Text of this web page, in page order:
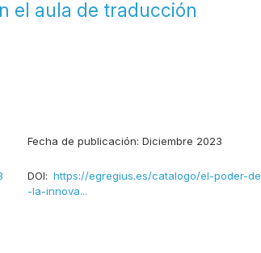
el aula de traducción
Fecha de publicación: Diciembre 2023
DOI: https://egregius.es/catalogo/el-poder-de
-la-innova...